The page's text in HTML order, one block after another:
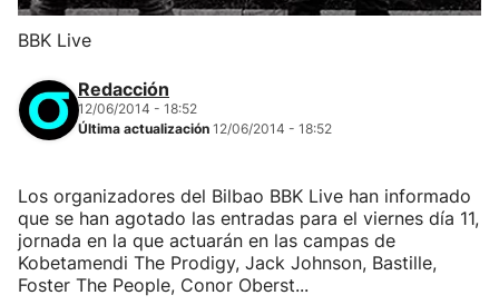
BBK Live
Redacción
12/06/2014 - 18:52
Última actualización 12/06/2014 - 18:52
Los organizadores del Bilbao BBK Live han informado
que se han agotado las entradas para el viernes día 11,
jornada en la que actuarán en las campas de
Kobetamendi The Prodigy, Jack Johnson, Bastille,
Foster The People, Conor Oberst...